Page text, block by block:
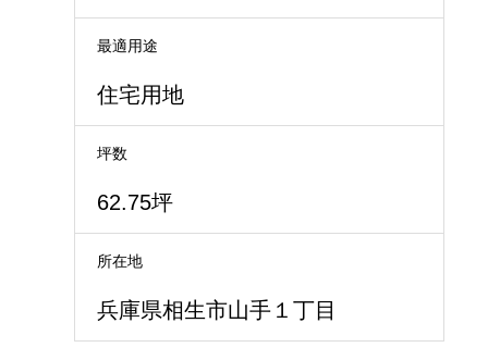
最適用途
住宅用地
坪数
62.75坪
所在地
兵庫県相生市山手１丁目